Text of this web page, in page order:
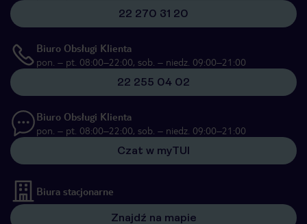
22 270 31 20
Biuro Obsługi Klienta
pon. – pt. 08:00–22:00, sob. – niedz. 09:00–21:00
22 255 04 02
Biuro Obsługi Klienta
pon. – pt. 08:00–22:00, sob. – niedz. 09:00–21:00
Czat w myTUI
Biura stacjonarne
Znajdź na mapie